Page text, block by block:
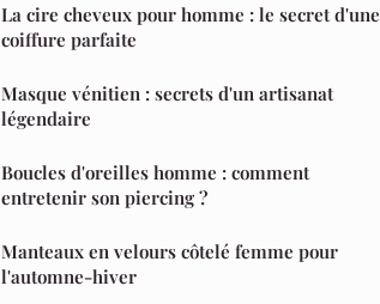
La cire cheveux pour homme : le secret d'une
coiffure parfaite
Masque vénitien : secrets d'un artisanat
légendaire
Boucles d'oreilles homme : comment
entretenir son piercing ?
Manteaux en velours côtelé femme pour
l'automne-hiver